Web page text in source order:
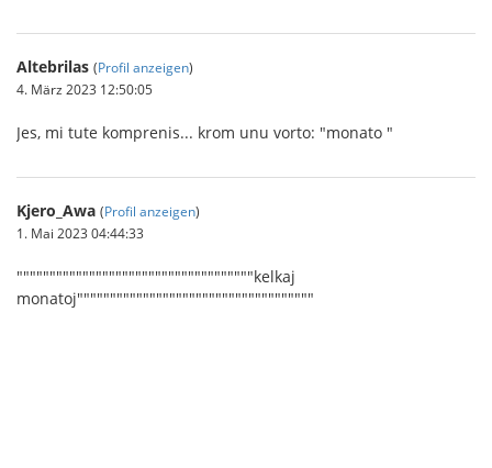
Altebrilas (Profil anzeigen)
4. März 2023 12:50:05
Jes, mi tute komprenis... krom unu vorto: "monato "
Kjero_Awa (Profil anzeigen)
1. Mai 2023 04:44:33
""""""""""""""""""""""""""""""""""""kelkaj
monatoj""""""""""""""""""""""""""""""""""""